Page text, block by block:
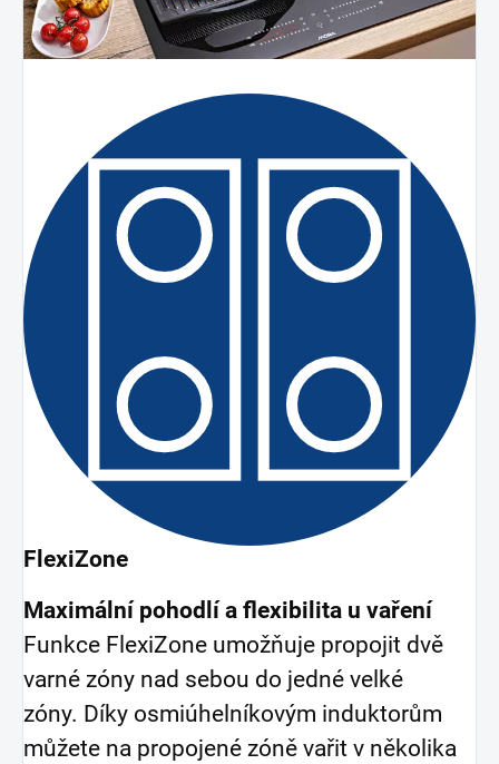
FlexiZone
Maximální pohodlí a flexibilita u vaření
Funkce FlexiZone umožňuje propojit dvě
varné zóny nad sebou do jedné velké
zóny. Díky osmiúhelníkovým induktorům
můžete na propojené zóně vařit v několika